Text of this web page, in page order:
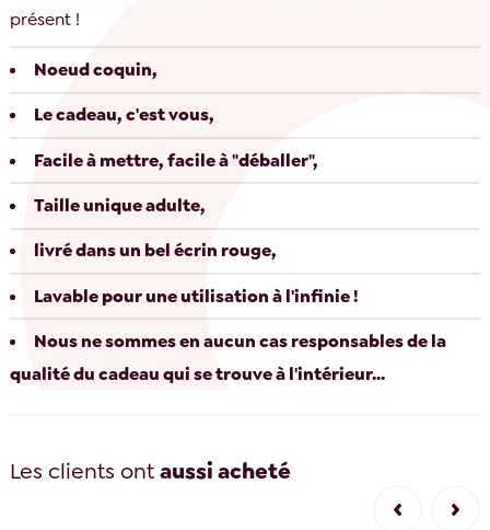
présent !
Noeud coquin,
Le cadeau, c'est vous,
Facile à mettre, facile à "déballer",
Taille unique adulte,
livré dans un bel écrin rouge,
Lavable pour une utilisation à l'infinie !
Nous ne sommes en aucun cas responsables de la
qualité du cadeau qui se trouve à l'intérieur...
Les clients ontaussi acheté